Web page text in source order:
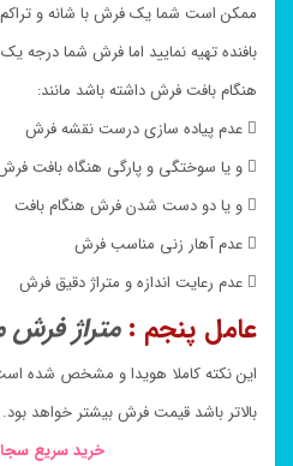
ممکن است شما یک فرش با شانه و تراکم
بافنده تهیه نمایید اما فرش شما درجه
هنگام بافت فرش داشته باشد مانند:
 عدم پیاده سازی درست نقشه فرش
 و یا سوختگی و پارگی هنگاه بافت فرش
 و یا دو دست شدن فرش هنگام بافت
 عدم آهار زنی مناسب فرش
 عدم رعایت اندازه و متراژ دقیق فرش
عامل پنجم : متراژ فرش
این نکته کاملا هویدا و مشخص شده
بالاتر باشد قیمت فرش بیشتر خواهد بود.
خرید سریع